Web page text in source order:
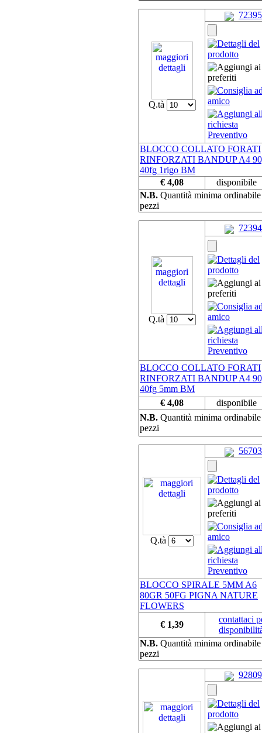
Q.tà
72395
BLOCCO COLLATO FORATI
RINFORZATI BANDUP A4
40fg 1rigo BM
€ 4,08
disponibile
N.B. Quantità minima
pezzi
Q.tà
72394
BLOCCO COLLATO FORATI
RINFORZATI BANDUP A4
40fg 5mm BM
€ 4,08
disponibile
N.B. Quantità minima
pezzi
Q.tà
56703
BLOCCO SPIRALE 5MM A6
80GR 50FG PIGNA NATURE
FLOWERS
€ 1,39
contattaci
N.B. Quantità minima
pezzi
92809